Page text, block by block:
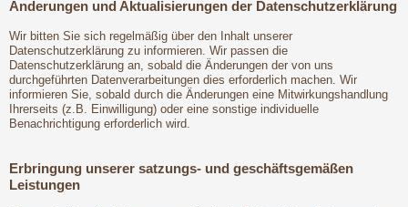
Änderungen und Aktualisierungen der Datenschutzerklärung
Wir bitten Sie sich regelmäßig über den Inhalt unserer
Datenschutzerklärung zu informieren. Wir passen die
Datenschutzerklärung an, sobald die Änderungen der von uns
durchgeführten Datenverarbeitungen dies erforderlich machen. Wir
informieren Sie, sobald durch die Änderungen eine Mitwirkungshandlung
Ihrerseits (z.B. Einwilligung) oder eine sonstige individuelle
Benachrichtigung erforderlich wird.
Erbringung unserer satzungs- und geschäftsgemäßen
Leistungen